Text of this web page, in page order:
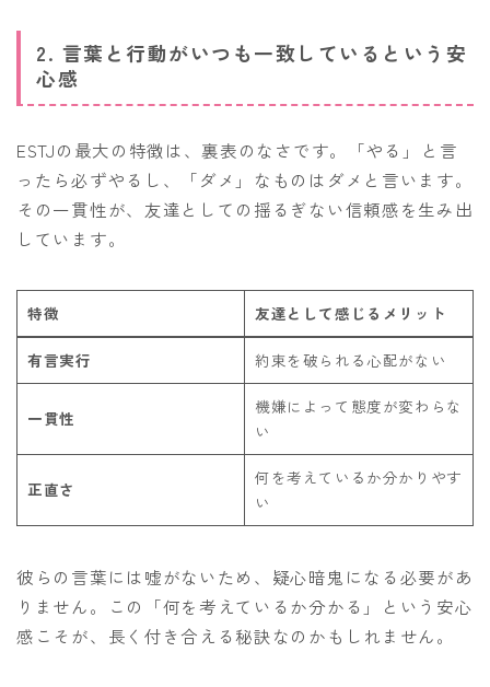
2. 言葉と行動がいつも一致しているという安
心感
ESTJの最大の特徴は、裏表のなさです。「やる」と言
ったら必ずやるし、「ダメ」なものはダメと言います。
その一貫性が、友達としての揺るぎない信頼感を生み出
しています。
特徴 友達として感じるメリット
有言実行 約束を破られる心配がない
一貫性
機嫌によって態度が変わらな
い
正直さ
何を考えているか分かりやす
い
彼らの言葉には嘘がないため、疑心暗鬼になる必要があ
りません。この「何を考えているか分かる」という安心
感こそが、長く付き合える秘訣なのかもしれません。